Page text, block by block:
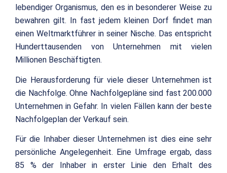
lebendiger Organismus, den es in besonderer Weise zu
bewahren gilt. In fast jedem kleinen Dorf findet man
einen Weltmarktführer in seiner Nische. Das entspricht
Hunderttausenden von Unternehmen mit vielen
Millionen Beschäftigten.
Die Herausforderung für viele dieser Unternehmen ist
die Nachfolge. Ohne Nachfolgepläne sind fast 200.000
Unternehmen in Gefahr. In vielen Fällen kann der beste
Nachfolgeplan der Verkauf sein.
Für die Inhaber dieser Unternehmen ist dies eine sehr
persönliche Angelegenheit. Eine Umfrage ergab, dass
85 % der Inhaber in erster Linie den Erhalt des